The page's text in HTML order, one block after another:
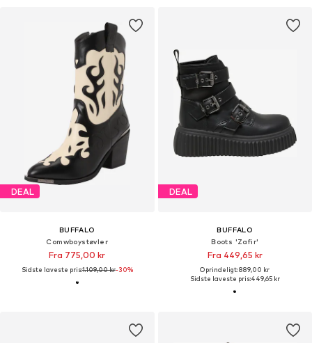
DEAL
BUFFALO
Comwboystøvler
Fra 775,00 kr
Sidste laveste pris:1.109,00 kr-30%
DEAL
BUFFALO
Boots 'Zafir'
Fra 449,65 kr
Oprindeligt: 889,00 kr
Sidste laveste pris:449,65 kr